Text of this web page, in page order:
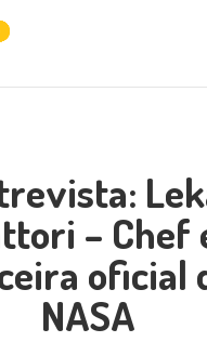
– Chef
oficial
NASA